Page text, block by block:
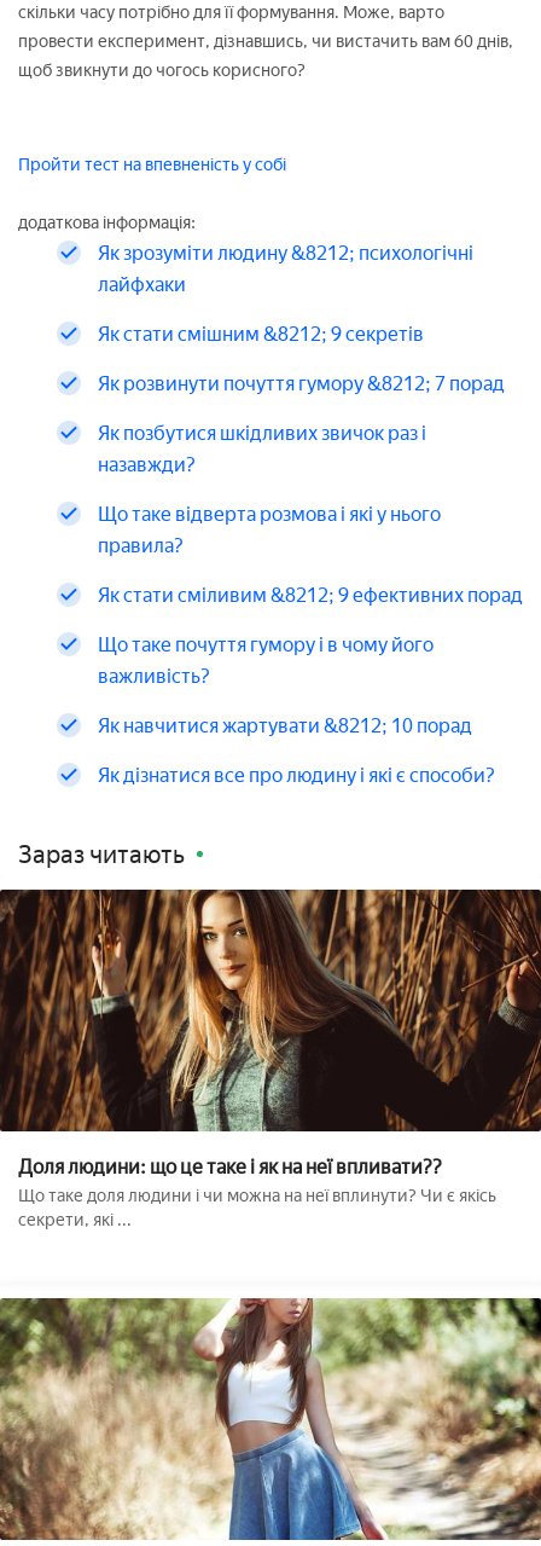
скільки часу потрібно для її формування. Може, варто
провести експеримент, дізнавшись, чи вистачить вам 60 днів,
щоб звикнути до чогось корисного?
Пройти тест на впевненість у собі
додаткова інформація:
Як зрозуміти людину &8212; психологічні
лайфхаки
Як стати смішним &8212; 9 секретів
Як розвинути почуття гумору &8212; 7 порад
Як позбутися шкідливих звичок раз і
назавжди?
Що таке відверта розмова і які у нього
правила?
Як стати сміливим &8212; 9 ефективних порад
Що таке почуття гумору і в чому його
важливість?
Як навчитися жартувати &8212; 10 порад
Як дізнатися все про людину і які є способи?
Зараз читають
Доля людини: що це таке і як на неї впливати??
Що таке доля людини і чи можна на неї вплинути? Чи є якісь
секрети, які ...